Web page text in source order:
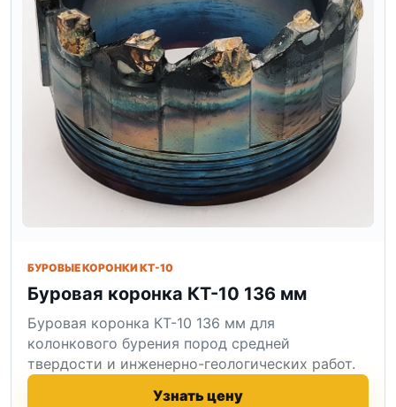
БУРОВЫЕ КОРОНКИ КТ-10
Буровая коронка КТ-10 136 мм
Буровая коронка КТ-10 136 мм для
колонкового бурения пород средней
твердости и инженерно-геологических работ.
Узнать цену